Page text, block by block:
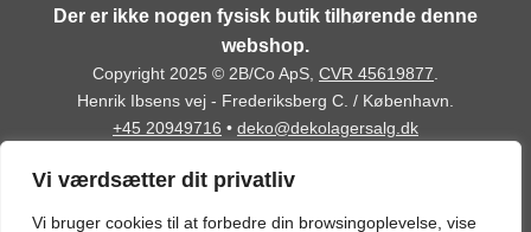
Vi værdsætter dit privatliv
Vi bruger cookies til at forbedre din browsingoplevelse, vise
Der er ikke nogen fysisk butik tilhørende denne
webshop.
Copyright 2025 © 2B/Co ApS, CVR 45619877
Henrik Ibsens vej - Frederiksberg C. / København.
+45 20949716 • deko@dekolagersalg.dk